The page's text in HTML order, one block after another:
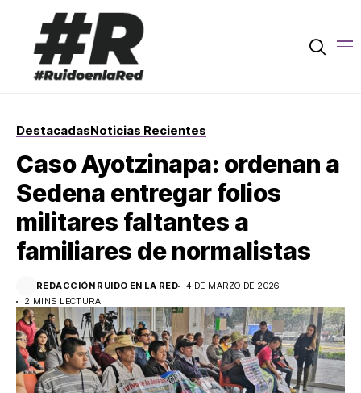
DestacadasNoticias Recientes
Caso Ayotzinapa: ordenan a
Sedena entregar folios
militares faltantes a
familiares de normalistas
REDACCIÓN RUIDO EN LA RED
4 DE MARZO DE 2026
2 MINS LECTURA